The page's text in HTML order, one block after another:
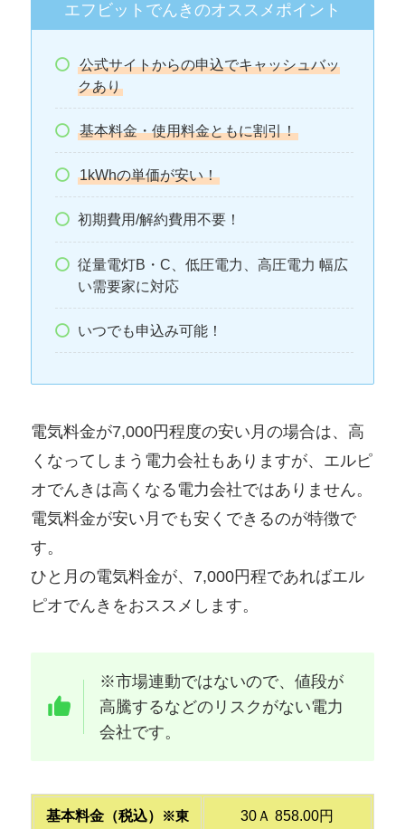
エフビットでんきのオススメポイント
公式サイトからの申込でキャッシュバッ
クあり
基本料金・使用料金ともに割引！
1kWhの単価が安い！
初期費用/解約費用不要！
従量電灯B・C、低圧電力、高圧電力 幅広
い需要家に対応
いつでも申込み可能！
電気料金が7,000円程度の安い月の場合は、高
くなってしまう電力会社もありますが、エルピ
オでんきは高くなる電力会社ではありません。
電気料金が安い月でも安くできるのが特徴で
す。
ひと月の電気料金が、7,000円程であればエル
ピオでんきをおススメします。
※市場連動ではないので、値段が
高騰するなどのリスクがない電力
会社です。
基本料金（税込）
※東
30Ａ 858.00円